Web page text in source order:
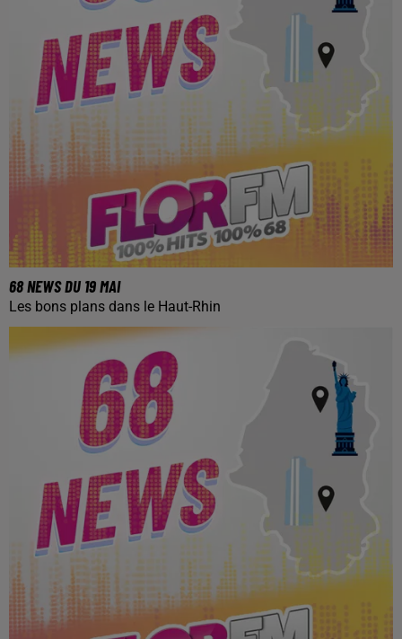
68 NEWS DU 19 MAI
Les bons plans dans le Haut-Rhin